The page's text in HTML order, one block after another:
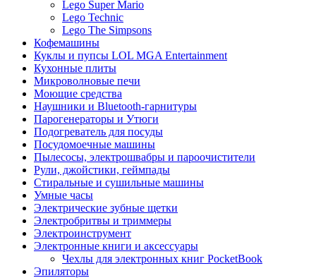
Lego Super Mario
Lego Technic
Lego The Simpsons
Кофемашины
Куклы и пупсы LOL MGA Entertainment
Кухонные плиты
Микроволновые печи
Моющие средства
Наушники и Bluetooth-гарнитуры
Парогенераторы и Утюги
Подогреватель для посуды
Посудомоечные машины
Пылесосы, электрошвабры и пароочистители
Рули, джойстики, геймпады
Стиральные и сушильные машины
Умные часы
Электрические зубные щетки
Электробритвы и триммеры
Электроинструмент
Электронные книги и аксессуары
Чехлы для электронных книг PocketBook
Эпиляторы